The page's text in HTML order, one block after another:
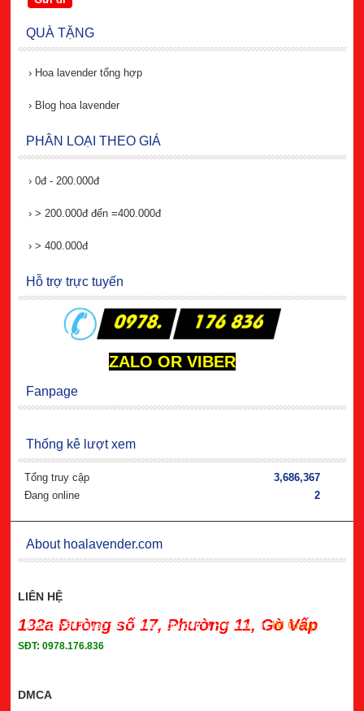
QUÀ TẶNG
› Hoa lavender tổng hợp
› Blog hoa lavender
PHÂN LOẠI THEO GIÁ
› 0đ - 200.000đ
› > 200.000đ đến =400.000đ
› > 400.000đ
Hỗ trợ trực tuyến
ZALO OR VIBER
Fanpage
Thống kê lượt xem
Tổng truy cập
3,686,367
Đang online
2
About hoalavender.com
LIÊN HỆ
132a Đường số 17, Phường 11, Gò Vấp
SĐT: 0978.176.836
DMCA
Bản quyền thuộc về hoalavender.com- Powered byIM Group